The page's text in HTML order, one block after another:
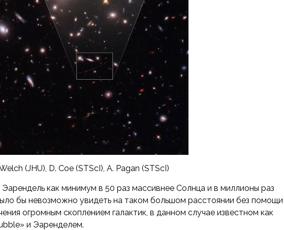
(JHU), D. Coe (STScI), A. Pagan (STScI)
как минимум в 50 раз массивнее Солнца и в миллионы раз
бы невозможно увидеть на таком большом расстоянии без помощи
огромным скоплением галактик, в данном случае известном как
и Эаренделем.